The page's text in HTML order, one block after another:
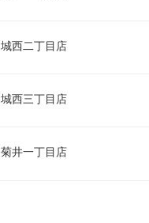
城西二丁目店
城西三丁目店
菊井一丁目店